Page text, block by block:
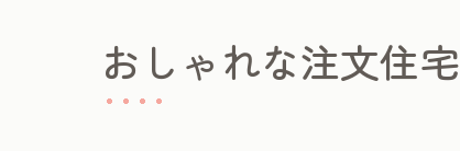
おしゃれな注文住